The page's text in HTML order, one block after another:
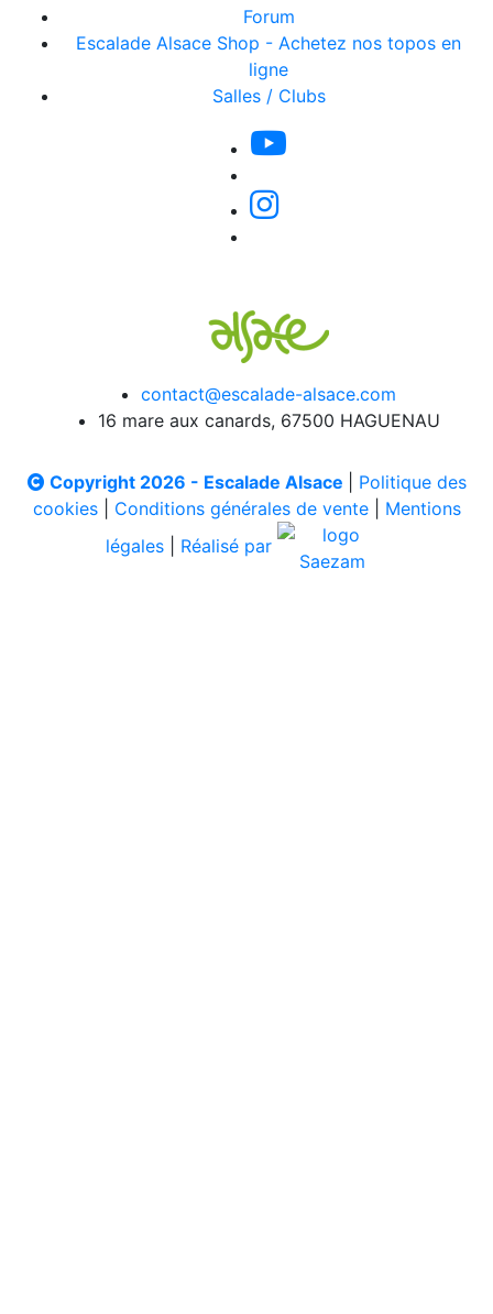
Forum
Escalade Alsace Shop - Achetez nos topos en
ligne
Salles / Clubs
contact@escalade-alsace.com
16 mare aux canards, 67500 HAGUENAU
Copyright 2026 - Escalade Alsace
Politique des
cookies| Conditions générales de vente| Mentions
légales
Réalisé par